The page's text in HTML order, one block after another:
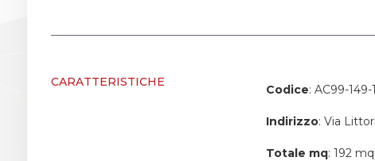
CARATTERISTICHE
Codice: AC99-149-
Indirizzo: Via
Totale mq: 192 mq
multiscelta
Giardino